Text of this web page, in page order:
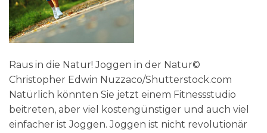
Raus in die Natur! Joggen in der Natur©
Christopher Edwin Nuzzaco/Shutterstock.com
Natürlich könnten Sie jetzt einem Fitnessstudio
beitreten, aber viel kostengünstiger und auch viel
einfacher ist Joggen. Joggen ist nicht revolutionär